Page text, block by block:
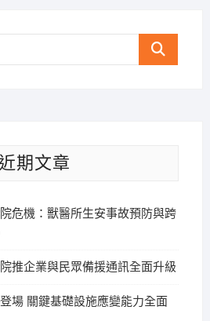
Search
近期文章
危機：獸醫所生安事故預防與跨
推企業與民眾備援通訊全面升級
場 關鍵基礎設施應變能力全面